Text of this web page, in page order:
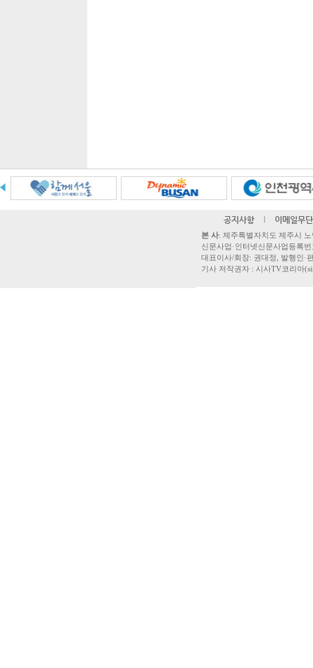
공지사항 l 이메일무
본 사: 제주특별자치도 제주시
신문사업·인터넷신문사업등록
대표이사/회장: 권대정, 발행인·
기사 저작권자 : 시사TV코리아